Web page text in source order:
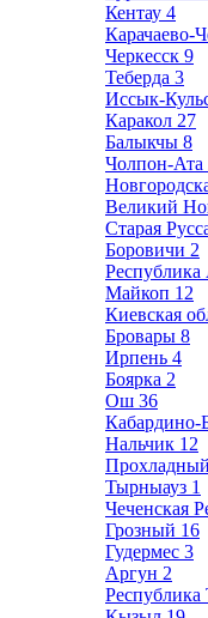
Кентау 4
Карачаево-
Черкесск 9
Теберда 3
Иссык-
Каракол 27
Балыкчы 8
Чолпон-Ата
Великий
Старая
Боровичи 2
Майкоп 12
Киевская
Бровары 8
Ирпень 4
Боярка 2
Ош 36
Кабардино-
Нальчик 12
Прохладный
Тырныауз 1
Чеченская
Грозный 16
Гудермес 3
Аргун 2
Республика